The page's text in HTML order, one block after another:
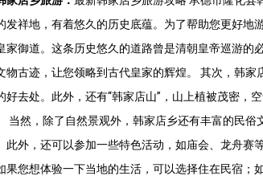
发祥地，有着悠久的历史底蕴。为了帮助您更好
家御道。这条历史悠久的道路曾是清朝皇帝巡游
物古迹，让您领略到古代皇家的辉煌。 其次，韩
好去处。此外，还有“韩家店山”，山上植被茂密，
当然，除了自然景观外，韩家店乡还有丰富的民
此外，还可以参加一些特色活动，如庙会、龙舟
果您想体验一下当地的生活，可以选择住在民宿；